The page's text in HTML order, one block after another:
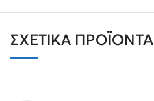
ΣΧΕΤΙΚΆ ΠΡΟΪΌΝΤΑ